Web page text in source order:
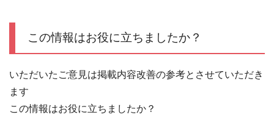
この情報はお役に立ちましたか？
いただいたご意見は掲載内容改善の参考とさせていただき
ます
この情報はお役に立ちましたか？